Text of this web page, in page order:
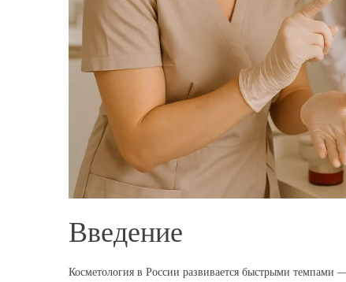
Введение
Косметология в России развивается быстрыми